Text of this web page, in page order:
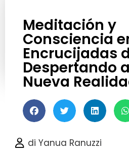
Meditación y
Consciencia
Encrucijadas
Despertando
Nueva
di Yanua Ranuzzi